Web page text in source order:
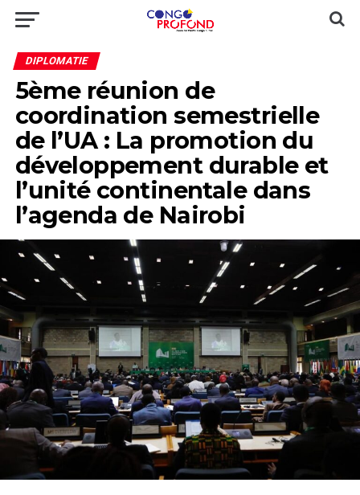
DIPLOMATIE
5ème réunion de
coordination semestrielle
de l’UA : La promotion du
développement durable et
l’unité continentale dans
l’agenda de Nairobi